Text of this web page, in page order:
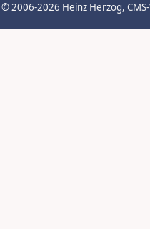
© 2006-2026 Heinz Herzog,